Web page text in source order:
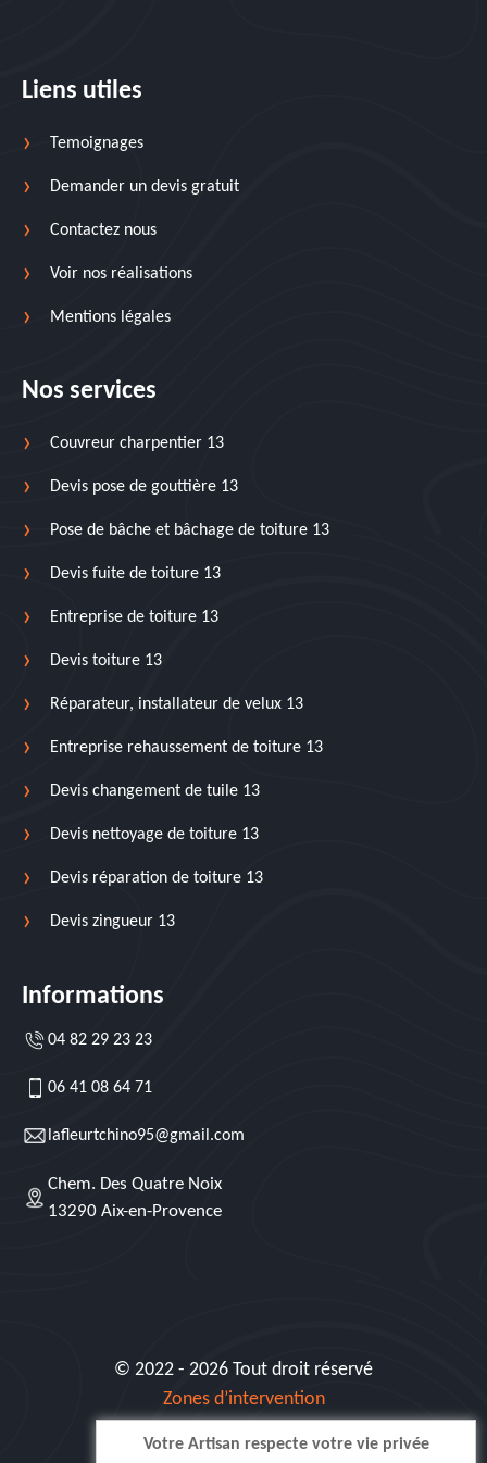
Liens utiles
Temoignages
Demander un devis gratuit
Contactez nous
Voir nos réalisations
Mentions légales
Nos services
Couvreur charpentier 13
Devis pose de gouttière 13
Pose de bâche et bâchage de toiture 13
Devis fuite de toiture 13
Entreprise de toiture 13
Devis toiture 13
Réparateur, installateur de velux 13
Entreprise rehaussement de toiture 13
Devis changement de tuile 13
Devis nettoyage de toiture 13
Devis réparation de toiture 13
Devis zingueur 13
Informations
04 82 29 23 23
06 41 08 64 71
lafleurtchino95@gmail.com
Chem. Des Quatre Noix
13290 Aix-en-Provence
© 2022 - 2026 Tout droit réservé
Zones d’intervention
Siret: 515 062 404 000 30
Votre Artisan respecte votre vie privée